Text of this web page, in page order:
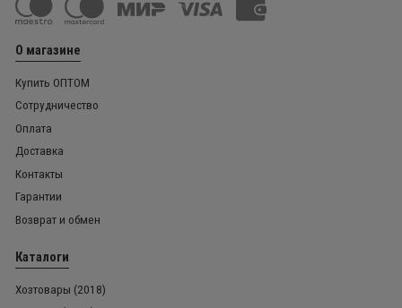
О магазине
Купить ОПТОМ
Сотрудничество
Оплата
Доставка
Контакты
Гарантии
Возврат и обмен
Каталоги
Хозтовары (2018)